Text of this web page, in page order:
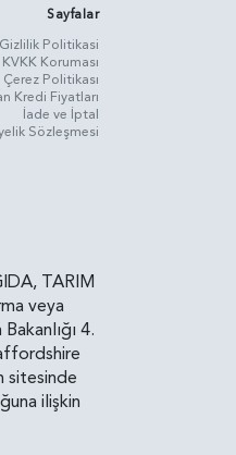
Sayfalar
Gizlilik Politikasi
KVKK Koruması
Çerez Politikası
Kredi Fiyatları
İade ve İptal
Sözleşmesi
TARIM
veya
4.
sitesinde
ilişkin